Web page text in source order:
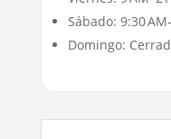
Sábado: 9:30
Domingo: